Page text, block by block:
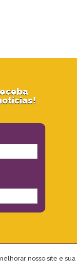
nosso site e